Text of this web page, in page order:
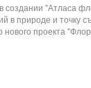
создании "Атласа
в природе и точку
нового проекта